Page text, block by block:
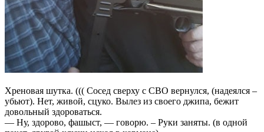
Хреновая шутка. ((( Сосед сверху с СВО вернулся, (надеялся –
убьют). Нет, живой, сцуко. Вылез из своего джипа, бежит
довольный здороваться.
— Ну, здорово, фашыст, — говорю. – Руки заняты. (в одной